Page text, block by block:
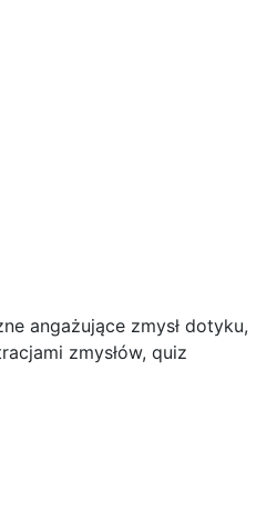
angażujące zmysł dotyku,
zmysłów, quiz